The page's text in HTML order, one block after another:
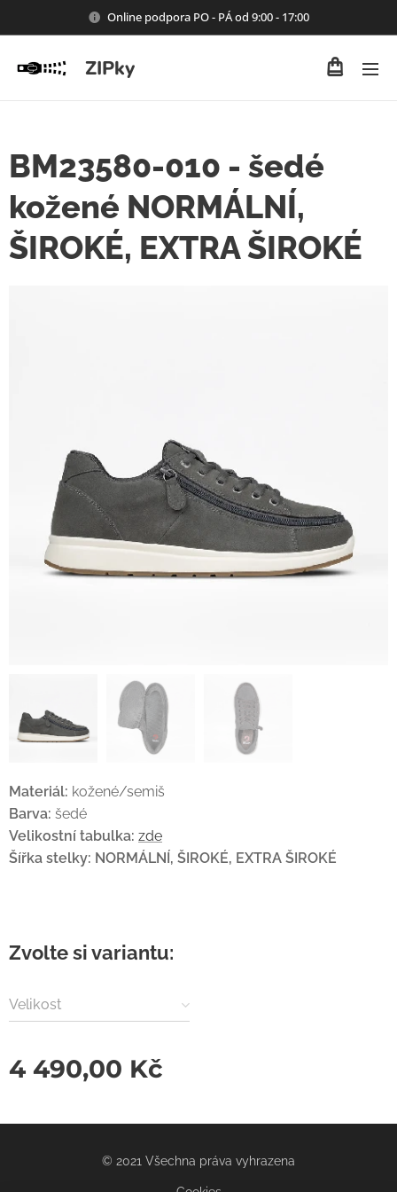
Online podpora PO - PÁ od 9:00 - 17:00
ZIPky
BM23580-010 - šedé
kožené NORMÁLNÍ,
ŠIROKÉ, EXTRA ŠIROKÉ
Materiál: kožené/semiš
Barva: šedé
Velikostní tabulka: zde
Šířka stelky: NORMÁLNÍ, ŠIROKÉ, EXTRA ŠIROKÉ
Zvolte si variantu:
Velikost
4 490,00 Kč
© 2021 Všechna práva vyhrazena